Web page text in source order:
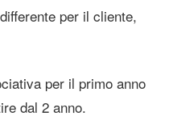
per il cliente,
per il primo anno
dal 2 anno.